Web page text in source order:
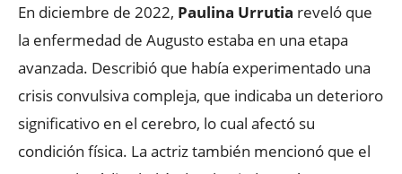
En diciembre de 2022, Paulina Urrutia reveló que
la enfermedad de Augusto estaba en una etapa
avanzada. Describió que había experimentado una
crisis convulsiva compleja, que indicaba un deterioro
significativo en el cerebro, lo cual afectó su
condición física. La actriz también mencionó que el